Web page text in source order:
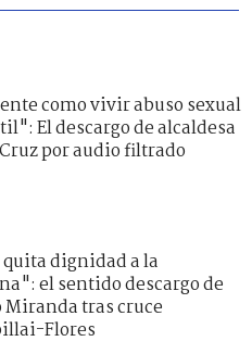
como vivir abuso sexual
El descargo de alcaldesa
por audio filtrado
quita dignidad a la
el sentido descargo de
Miranda tras cruce
Flores